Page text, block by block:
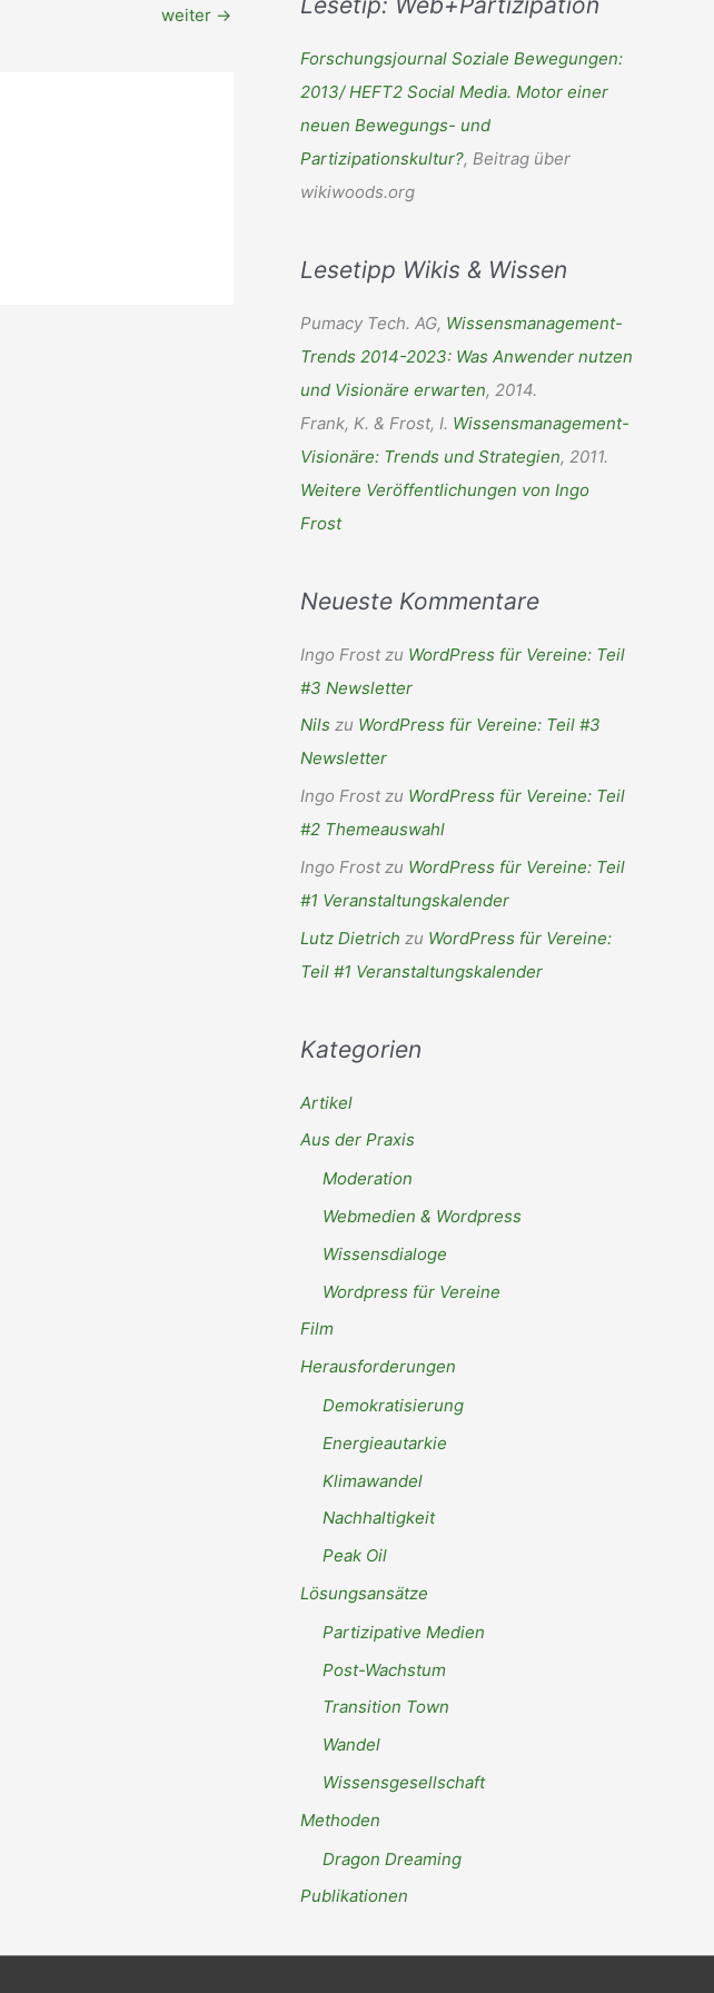
weiter →
n
n
a
c
h
Forschungsjournal Soziale Bewegungen:
2013/ HEFT2 Social Media. Motor einer
neuen Bewegungs- und
Partizipationskultur?, Beitrag über
wikiwoods.org
Lesetipp Wikis & Wissen
Pumacy Tech. AG, Wissensmanagement-
Trends 2014-2023: Was Anwender nutzen
und Visionäre erwarten, 2014.
Frank, K. & Frost, I. Wissensmanagement-
Visionäre: Trends und Strategien, 2011.
Weitere Veröffentlichungen von Ingo
Frost
Neueste Kommentare
Ingo Frostzu WordPress für Vereine: Teil
#3 Newsletter
Nils zu WordPress für Vereine: Teil #3
Newsletter
Ingo Frostzu WordPress für Vereine: Teil
#2 Themeauswahl
Ingo Frostzu WordPress für Vereine: Teil
#1 Veranstaltungskalender
Lutz Dietrich zu WordPress für Vereine:
Teil #1 Veranstaltungskalender
Kategorien
Artikel
Aus der Praxis
Moderation
Webmedien & Wordpress
Wissensdialoge
Wordpress für Vereine
Film
Herausforderungen
Demokratisierung
Energieautarkie
Klimawandel
Nachhaltigkeit
Peak Oil
Lösungsansätze
Partizipative Medien
Post-Wachstum
Transition Town
Wandel
Wissensgesellschaft
Methoden
Dragon Dreaming
Publikationen